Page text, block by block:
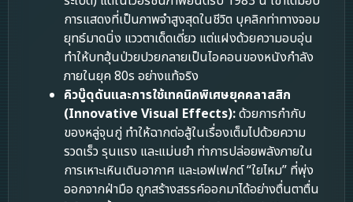
การแสดงที่เป็นภาพจำสูงสุดในชีวิต บุคลิกท่าทางจอม
ยุทธ์มาดนิ่ง แววตาเด็ดเดี่ยว แต่แฝงด้วยความอบอุ่น
ทำให้บทฮุ้นป่วยปวยกลายเป็นไอคอนของหนังกำลัง
ภายในยุค 80s อย่างแท้จริง
คิวบู๊ดุดันและการใช้เทคนิคพิเศษยุคคลาสสิก
(Innovative Visual Effects):ด้วยการกำกับ
ของหลู่จุนกู่ ทำให้ฉากต่อสู้ในเรื่องเต็มไปด้วยความ
รวดเร็ว รุนแรง และแม่นยำ ท่าการปล่อยพลังภายใน
การเหาะเหินเดินอากาศ และเอฟเฟกต์ “ใยไหม” ที่พุ่ง
ออกจากฝ่ามือ ถูกสร้างสรรค์ออกมาได้อย่างตื่นตาตื่น